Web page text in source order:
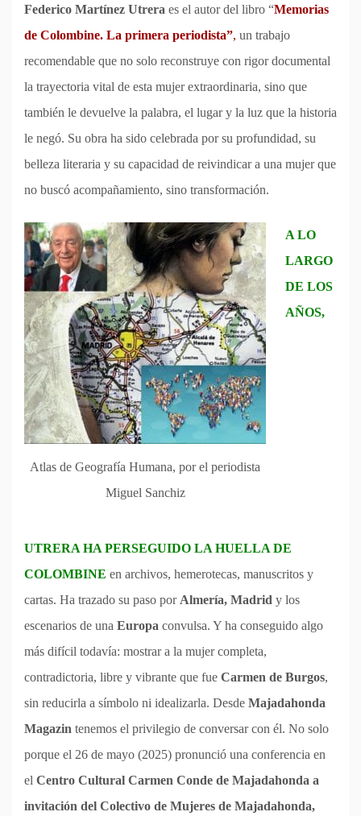
Federico Martínez Utrera es el autor del libro “Memorias
de Colombine. La primera periodista”, un trabajo
recomendable que no solo reconstruye con rigor documental
la trayectoria vital de esta mujer extraordinaria, sino que
también le devuelve la palabra, el lugar y la luz que la historia
le negó. Su obra ha sido celebrada por su profundidad, su
belleza literaria y su capacidad de reivindicar a una mujer que
no buscó acompañamiento, sino transformación.
Atlas de Geografía Humana, por el periodista
Miguel Sanchiz
A LO
LARGO
DE LOS
AÑOS,
UTRERA HA PERSEGUIDO LA HUELLA DE
COLOMBINE en archivos, hemerotecas, manuscritos y
cartas. Ha trazado su paso por Almería, Madrid y los
escenarios de una Europa convulsa. Y ha conseguido algo
más difícil todavía: mostrar a la mujer completa,
contradictoria, libre y vibrante que fue Carmen de Burgos,
sin reducirla a símbolo ni idealizarla. Desde Majadahonda
Magazin tenemos el privilegio de conversar con él. No solo
porque el 26 de mayo (2025) pronunció una conferencia en
el Centro Cultural Carmen Conde de Majadahonda a
invitación del Colectivo de Mujeres de Majadahonda,